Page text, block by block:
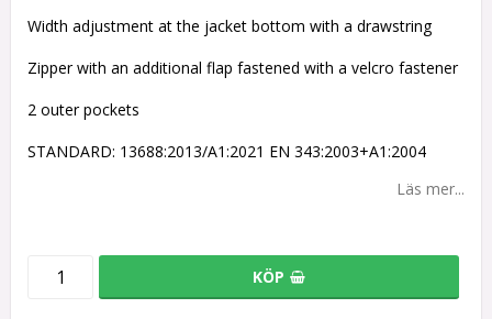
Width adjustment at the jacket bottom with a drawstring
Zipper with an additional flap fastened with a velcro fastener
2 outer pockets
STANDARD: 13688:2013/A1:2021 EN 343:2003+A1:2004
Läs mer...
KÖP